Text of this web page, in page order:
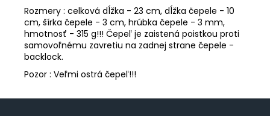
Rozmery : celková dĺžka - 23 cm, dĺžka čepele - 10
cm, šírka čepele - 3 cm, hrúbka čepele - 3 mm,
hmotnosť - 315 g!!! Čepeľ je zaistená poistkou proti
samovoľnému zavretiu na zadnej strane čepele -
backlock.
Pozor : Veľmi ostrá čepeľ!!!
Z